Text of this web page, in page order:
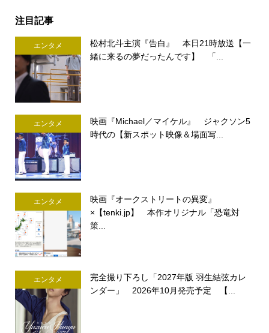
注目記事
エンタメ
松村北斗主演『告白』 本日21時放送【一
緒に来るの夢だったんです】 「...
エンタメ
映画『Michael／マイケル』 ジャクソン5
時代の【新スポット映像＆場面写...
エンタメ
映画『オークストリートの異変』
×【tenki.jp】 本作オリジナル「恐竜対
策...
エンタメ
完全撮り下ろし「2027年版 羽生結弦カレ
ンダー」 2026年10月発売予定 【...